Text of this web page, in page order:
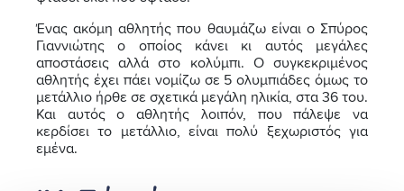
Ένας ακόμη αθλητής που θαυμάζω είναι ο Σπύρος
Γιαννιώτης ο οποίος κάνει κι αυτός μεγάλες
αποστάσεις αλλά στο κολύμπι. Ο συγκεκριμένος
αθλητής έχει πάει νομίζω σε 5 ολυμπιάδες όμως το
μετάλλιο ήρθε σε σχετικά μεγάλη ηλικία, στα 36 του.
Και αυτός ο αθλητής λοιπόν, που πάλεψε να
κερδίσει το μετάλλιο, είναι πολύ ξεχωριστός για
εμένα.